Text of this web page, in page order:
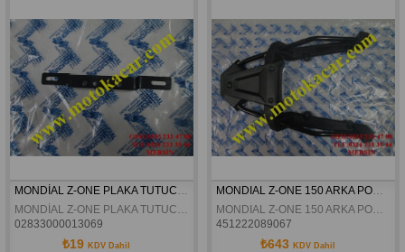
02833000013069
₺19 KDV Dahil
451222089067
₺643 KDV Dahil